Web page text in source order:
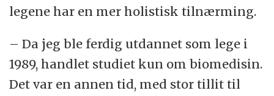
legene har en mer holistisk tilnærming.
– Da jeg ble ferdig utdannet som lege i
1989, handlet studiet kun om biomedisin.
Det var en annen tid, med stor tillit til